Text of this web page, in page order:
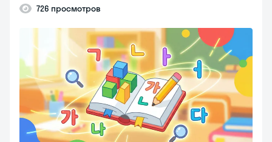
726 просмотров